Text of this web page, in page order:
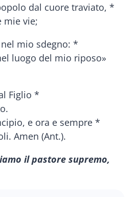
dal cuore traviato, *
mie vie;
mio sdegno: *
luogo del mio riposo»
Figlio *
e ora e sempre *
Amen (Ant.).
il pastore supremo,